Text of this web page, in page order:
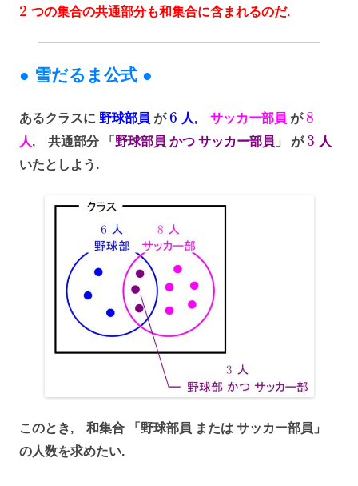
2 つの集合の共通部分も和集合に含まれるのだ.
● 雪だるま公式 ●
あるクラスに 野球部員 が6 人, サッカー部員 が8
人, 共通部分 「 野球部員 かつ サッカー部員 」 が 3 人
いたとしよう.
このとき, 和集合 「野球部員 または サッカー部員」
の人数を求めたい.